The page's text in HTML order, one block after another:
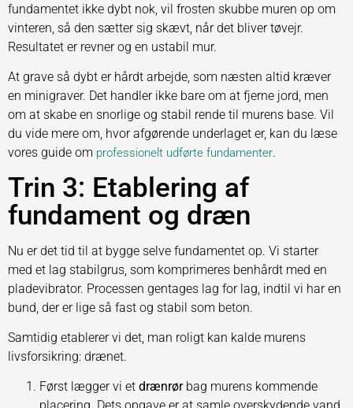
fundamentet ikke dybt nok, vil frosten skubbe muren op om
vinteren, så den sætter sig skævt, når det bliver tøvejr.
Resultatet er revner og en ustabil mur.
At grave så dybt er hårdt arbejde, som næsten altid kræver
en minigraver. Det handler ikke bare om at fjerne jord, men
om at skabe en snorlige og stabil rende til murens base. Vil
du vide mere om, hvor afgørende underlaget er, kan du læse
vores guide om professionelt udførte fundamenter.
Trin 3: Etablering af
fundament og dræn
Nu er det tid til at bygge selve fundamentet op. Vi starter
med et lag stabilgrus, som komprimeres benhårdt med en
pladevibrator. Processen gentages lag for lag, indtil vi har en
bund, der er lige så fast og stabil som beton.
Samtidig etablerer vi det, man roligt kan kalde murens
livsforsikring: drænet.
Først lægger vi et drænrørbag murens kommende